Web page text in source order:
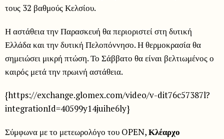
τους 32 βαθμούς Κελσίου.
Η αστάθεια την Παρασκευή θα περιοριστεί στη δυτική
Ελλάδα και την δυτική Πελοπόννησο. Η θερμοκρασία θα
σημειώσει μικρή πτώση. Το Σάββατο θα είναι βελτιωμένος ο
καιρός μετά την πρωινή αστάθεια.
{https://exchange.glomex.com/video/v-dit76c57387l?
integrationId=40599y14juihe6ly}
Σύμφωνα με το μετεωρολόγο του OPEN,Κλέαρχο